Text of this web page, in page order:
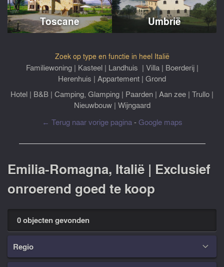
Toscane Umbrië
Zoek op type en functie in heel Italië
Familiewoning| Kasteel| Landhuis | Villa| Boerderij|
Herenhuis | Appartement | Grond
Hotel | B&B | Camping, Glamping | Paarden | Aan zee | Trullo |
Nieuwbouw | Wijngaard
← Terug naar vorige pagina-Google maps
Emilia-Romagna, Italië | Exclusief
onroerend goed te koop
0 objecten gevonden
Regio 